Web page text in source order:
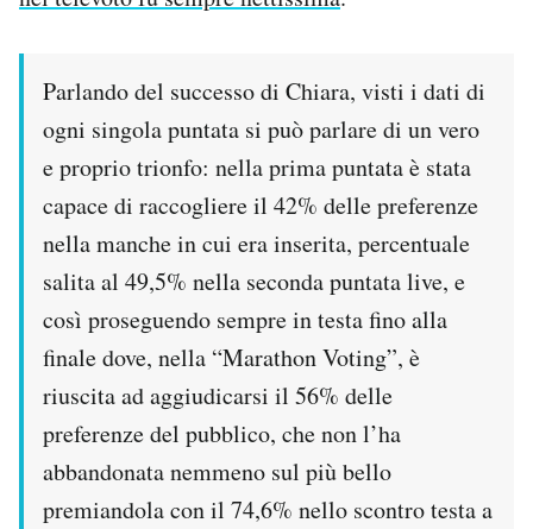
Parlando del successo di Chiara, visti i dati di
ogni singola puntata si può parlare di un vero
e proprio trionfo: nella prima puntata è stata
capace di raccogliere il 42% delle preferenze
nella manche in cui era inserita, percentuale
salita al 49,5% nella seconda puntata live, e
così proseguendo sempre in testa fino alla
finale dove, nella “Marathon Voting”, è
riuscita ad aggiudicarsi il 56% delle
preferenze del pubblico, che non l’ha
abbandonata nemmeno sul più bello
premiandola con il 74,6% nello scontro testa a